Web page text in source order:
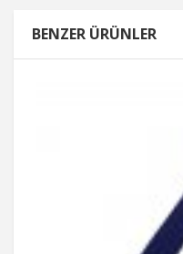
BENZER ÜRÜNLER